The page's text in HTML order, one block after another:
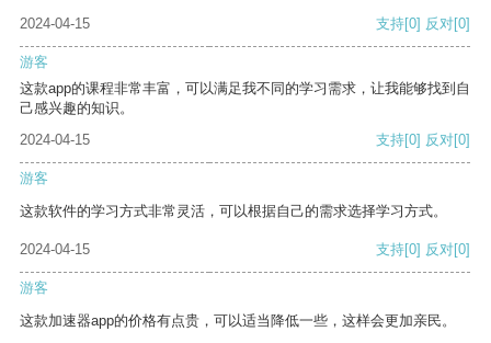
2024-04-15 支持[0] 反对[0]
游客
这款app的课程非常丰富，可以满足我不同的学习需求，让我能够找到自
己感兴趣的知识。
2024-04-15
支持[0] 反对[0]
游客
这款软件的学习方式非常灵活，可以根据自己的需求选择学习方式。
2024-04-15 支持[0] 反对[0]
游客
这款加速器app的价格有点贵，可以适当降低一些，这样会更加亲民。